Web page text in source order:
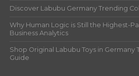
Discover Labubu Germany Trending
Why Human Logic is Still the Highest-
Business Analytics
Shop Original Labubu Toys in Germany
Guide